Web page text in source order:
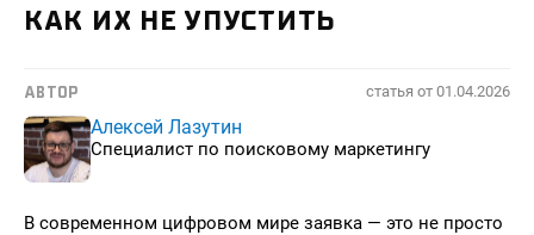
КАК ИХ НЕ УПУСТИТЬ
АВТОР статья от 01.04.2026
Алексей Лазутин
Специалист по поисковому маркетингу
В современном цифровом мире заявка — это не просто